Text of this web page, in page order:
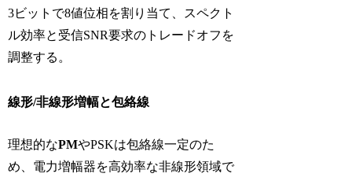
3ビットで8値位相を割り当て、スペクト
ル効率と受信SNR要求のトレードオフを
調整する。
線形/非線形増幅と包絡線
理想的なPMやPSKは包絡線一定のた
め、電力増幅器を高効率な非線形領域で